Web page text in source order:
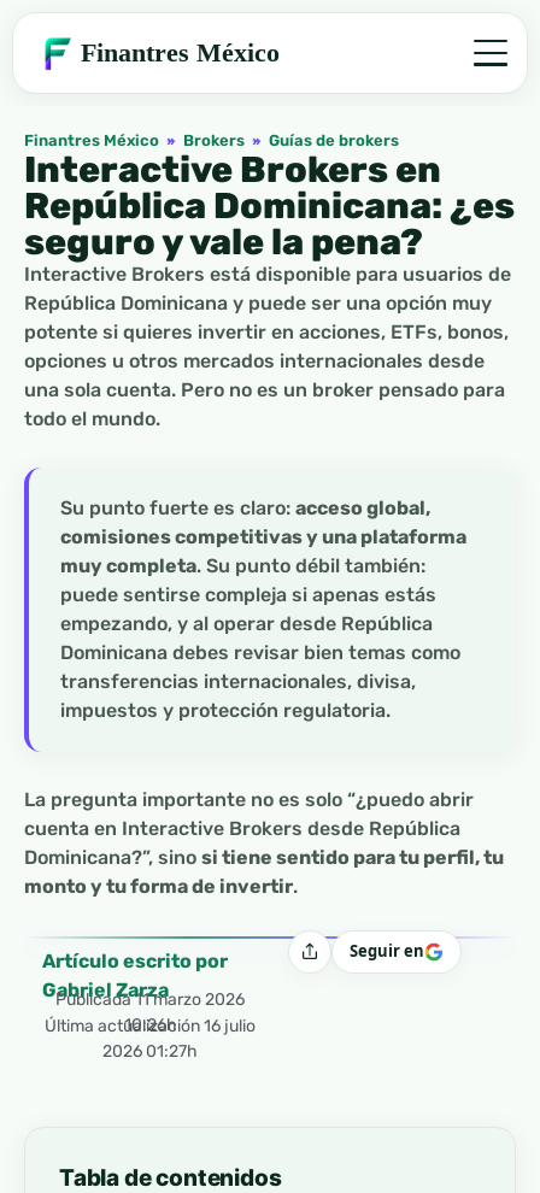
Finantres México
Finantres México » Brokers » Guías de brokers
Interactive Brokers en
República Dominicana: ¿es
seguro y vale la pena?
Interactive Brokers está disponible para usuarios de
República Dominicana y puede ser una opción muy
potente si quieres invertir en acciones, ETFs, bonos,
opciones u otros mercados internacionales desde
una sola cuenta. Pero no es un broker pensado para
todo el mundo.
Su punto fuerte es claro: acceso global,
comisiones competitivas y una plataforma
muy completa. Su punto débil también:
puede sentirse compleja si apenas estás
empezando, y al operar desde República
Dominicana debes revisar bien temas como
transferencias internacionales, divisa,
impuestos y protección regulatoria.
La pregunta importante no es solo “¿puedo abrir
cuenta en Interactive Brokers desde República
Dominicana?”, sino si tiene sentido para tu perfil, tu
monto y tu forma de invertir.
Artículo escrito por
Gabriel Zarza
Publicada11 marzo 2026
10:26h
Última actualización 16 julio
2026 01:27h
CompartirSeguir en
Tabla de contenidos